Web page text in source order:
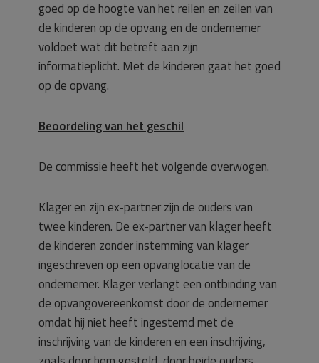
goed op de hoogte van het reilen en zeilen van
de kinderen op de opvang en de ondernemer
voldoet wat dit betreft aan zijn
informatieplicht. Met de kinderen gaat het goed
op de opvang.
Beoordeling van het geschil
De commissie heeft het volgende overwogen.
Klager en zijn ex-partner zijn de ouders van
twee kinderen. De ex-partner van klager heeft
de kinderen zonder instemming van klager
ingeschreven op een opvanglocatie van de
ondernemer. Klager verlangt een ontbinding van
de opvangovereenkomst door de ondernemer
omdat hij niet heeft ingestemd met de
inschrijving van de kinderen en een inschrijving,